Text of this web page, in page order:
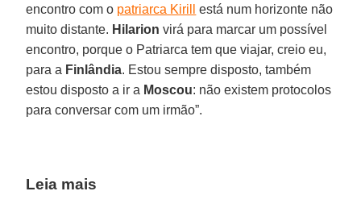
encontro com o patriarca Kirill
está num horizonte não
muito distante. Hilarion virá para marcar um possível
encontro, porque o Patriarca tem que viajar, creio eu,
para a Finlândia. Estou sempre disposto, também
estou disposto a ir a Moscou: não existem protocolos
para conversar com um irmão”.
Leia mais